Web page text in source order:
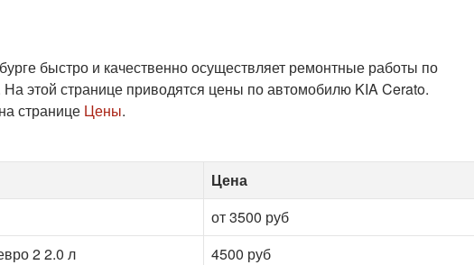
быстро и качественно осуществляет ремонтные работы по
этой странице приводятся цены по автомобилю KIA Cerato.
странице Цены.
Цена
от 3500 руб
2 2.0 л
4500 руб